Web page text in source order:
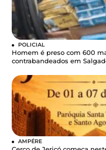
POLICIAL
Homem é preso com 600
contrabandeados em
AMPÉRE